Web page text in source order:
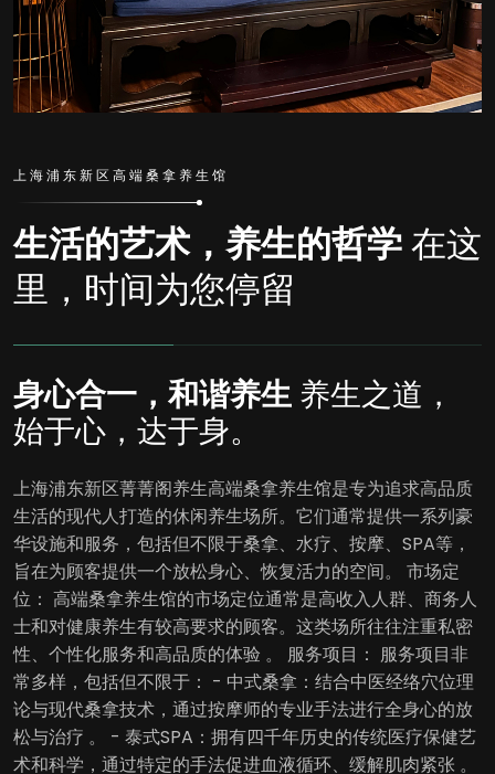
上海浦东新区高端桑拿养生馆
生活的艺术，养生的哲学 在这
里，时间为您停留
身心合一，和谐养生 养生之道，
始于心，达于身。
上海浦东新区菁菁阁养生高端桑拿养生馆是专为追求高品质
生活的现代人打造的休闲养生场所。它们通常提供一系列豪
华设施和服务，包括但不限于桑拿、水疗、按摩、SPA等，
旨在为顾客提供一个放松身心、恢复活力的空间。 市场定
位： 高端桑拿养生馆的市场定位通常是高收入人群、商务人
士和对健康养生有较高要求的顾客。这类场所往往注重私密
性、个性化服务和高品质的体验 。 服务项目： 服务项目非
常多样，包括但不限于： - 中式桑拿：结合中医经络穴位理
论与现代桑拿技术，通过按摩师的专业手法进行全身心的放
松与治疗 。 - 泰式SPA：拥有四千年历史的传统医疗保健艺
术和科学，通过特定的手法促进血液循环、缓解肌肉紧张 。